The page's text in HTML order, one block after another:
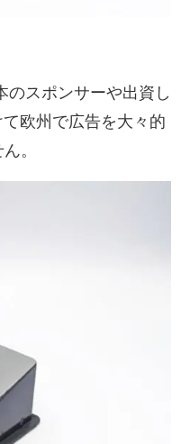
のスポンサーや出資し
欧州で広告を大々的
。